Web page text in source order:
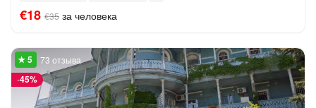
€18 €35 за человека
-45%
73 отзыва